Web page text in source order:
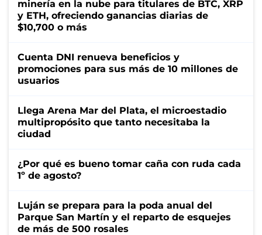
minería en la nube para titulares de BTC, XRP
y ETH, ofreciendo ganancias diarias de
$10,700 o más
Cuenta DNI renueva beneficios y
promociones para sus más de 10 millones de
usuarios
Llega Arena Mar del Plata, el microestadio
multipropósito que tanto necesitaba la
ciudad
¿Por qué es bueno tomar caña con ruda cada
1º de agosto?
Luján se prepara para la poda anual del
Parque San Martín y el reparto de esquejes
de más de 500 rosales